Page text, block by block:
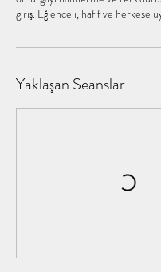
Yaklaşan Seanslar